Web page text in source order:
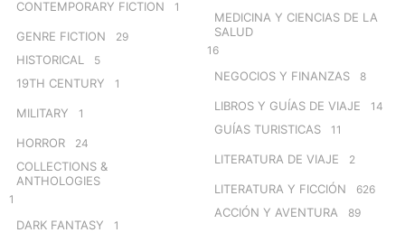
CONTEMPORARY FICTION 1
GENRE FICTION 29
HISTORICAL 5
19TH CENTURY 1
MILITARY 1
HORROR 24
COLLECTIONS &
ANTHOLOGIES
1
DARK FANTASY 1
MEDICINA Y CIENCIAS DE LA
SALUD
16
NEGOCIOS Y FINANZAS 8
LIBROS Y GUÍAS DE VIAJE 14
GUÍAS TURISTICAS 11
LITERATURA DE VIAJE 2
LITERATURA Y FICCIÓN 626
ACCIÓN Y AVENTURA 89